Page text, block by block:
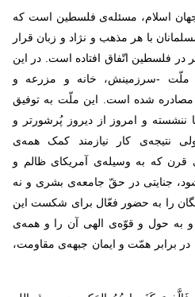
اسلام، مسئله‌ی فلسطین است که
با هر مذهب و نژاد و زبان قرار
در فلسطین اتّفاق افتاده است. در این
ملّت -سرزمینش، خانه و مزرعه و
شده است. این ملّت به توفیق
ننشسته و امروز از دیروز پُرشورتر و
نتیجه‌ی کار نیازمند کمک‌ همه‌‌ی
قرن که به ‌وسیله‌ی آمریکای ظالم و
جنایتی در حقّ جامعه‌ی بشری و نه
را به حضور فعّال برای شکست این
و به حول و قوّه‌ی الهی آن را و همه‌ی
در برابر همّت و ایمان جبهه‌ی مقاومت،